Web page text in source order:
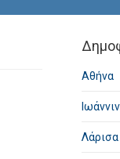
Αθήνα
Λάρισα